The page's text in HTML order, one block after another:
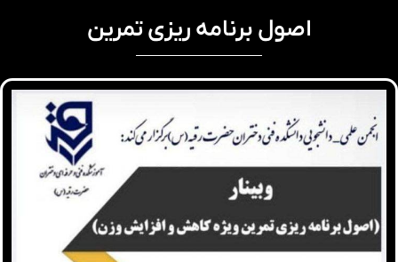
اصول برنامه ریزی تمرین